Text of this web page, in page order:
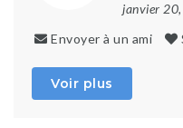
janvier
Envoyer à un ami
Voir plus